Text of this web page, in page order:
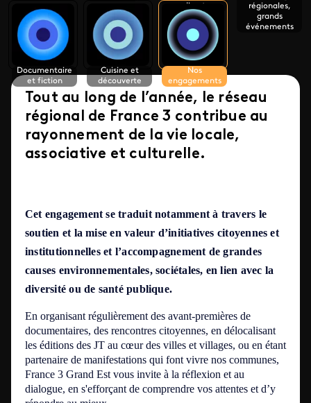
direct
régionales,
grands
événements
Documentaire
et fiction
Cuisine et
découverte
Nos
engagements
Tout au long de l’année, le réseau
régional de France 3 contribue au
rayonnement de la vie locale,
associative et culturelle.
Cet engagement se traduit notamment à travers le
soutien et la mise en valeur d’initiatives citoyennes et
institutionnelles et l’accompagnement de grandes
causes environnementales, sociétales, en lien avec la
diversité ou de santé publique.
En organisant régulièrement des avant-premières de
documentaires, des rencontres citoyennes, en délocalisant
les éditions des JT au cœur des villes et villages, ou en étant
partenaire de manifestations qui font vivre nos communes,
France 3 Grand Est vous invite à la réflexion et au
dialogue, en s'efforçant de comprendre vos attentes et d’y